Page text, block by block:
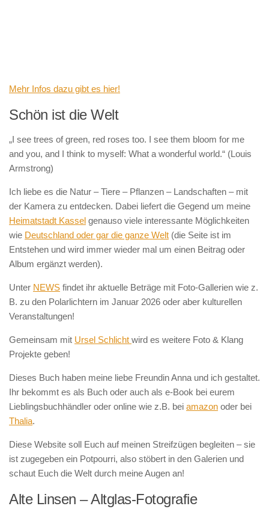
Mehr Infos dazu gibt es hier!
Schön ist die Welt
„I see trees of green, red roses too. I see them bloom for me
and you, and I think to myself: What a wonderful world.“ (Louis
Armstrong)
Ich liebe es die Natur – Tiere – Pflanzen – Landschaften – mit
der Kamera zu entdecken. Dabei liefert die Gegend um meine
Heimatstadt Kassel genauso viele interessante Möglichkeiten
wie Deutschland oder gar die ganze Welt (die Seite ist im
Entstehen und wird immer wieder mal um einen Beitrag oder
Album ergänzt werden).
Unter NEWS findet ihr aktuelle Beträge mit Foto-Gallerien wie z.
B. zu den Polarlichtern im Januar 2026 oder aber kulturellen
Veranstaltungen!
Gemeinsam mit Ursel Schlicht wird es weitere Foto & Klang
Projekte geben!
Dieses Buch haben meine liebe Freundin Anna und ich gestaltet.
Ihr bekommt es als Buch oder auch als e-Book bei eurem
Lieblingsbuchhändler oder online wie z.B. bei amazon oder bei
Thalia.
Diese Website soll Euch auf meinen Streifzügen begleiten – sie
ist zugegeben ein Potpourri, also stöbert in den Galerien und
schaut Euch die Welt durch meine Augen an!
Alte Linsen – Altglas-Fotografie